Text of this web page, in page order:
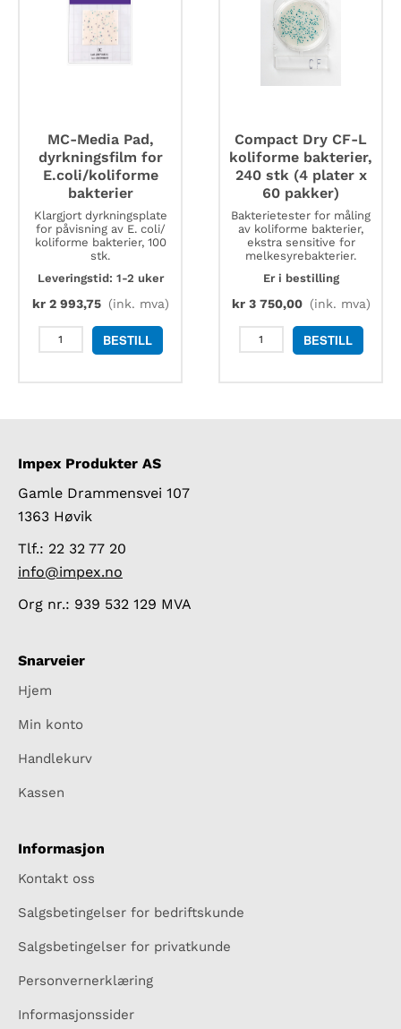
stk
antall
antall
MC-Media Pad,
dyrkningsfilm for
E.coli/koliforme
bakterier
Klargjort dyrkningsplate
for påvisning av E. coli/
koliforme bakterier, 100
stk.
Leveringstid: 1-2 uker
kr2 993,75 (ink. mva)
MC-
Media
BESTILL
Compact Dry CF-L
koliforme bakterier,
240 stk (4 plater x
60 pakker)
Bakterietester for måling
av koliforme bakterier,
ekstra sensitive for
melkesyrebakterier.
Er i bestilling
kr3 750,00 (ink. mva)
Compact
Dry
BESTILL
Impex Produkter AS
Gamle Drammensvei 107
1363 Høvik
Tlf.: 22 32 77 20
info@impex.no
Org nr.: 939 532 129 MVA
Snarveier
Hjem
Min konto
Handlekurv
Kassen
Informasjon
Kontakt oss
Salgsbetingelser for bedriftskunde
Salgsbetingelser for privatkunde
Personvernerklæring
Informasjonssider